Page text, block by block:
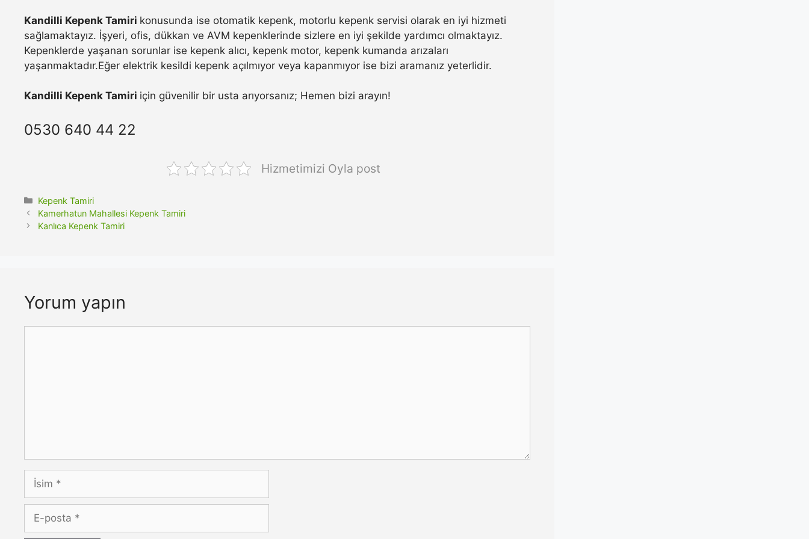
Kandilli Kepenk Tamiri konusunda ise otomatik kepenk, motorlu kepenk servisi olarak en iyi hizmeti
sağlamaktayız. İşyeri, ofis, dükkan ve AVM kepenklerinde sizlere en iyi şekilde yardımcı olmaktayız.
Kepenklerde yaşanan sorunlar ise kepenk alıcı, kepenk motor, kepenk kumanda arızaları
yaşanmaktadır.Eğer elektrik kesildi kepenk açılmıyor veya kapanmıyor ise bizi aramanız yeterlidir.
Kandilli Kepenk Tamiri için güvenilir bir usta arıyorsanız; Hemen bizi arayın!
0530 640 44 22
Hizmetimizi Oyla post
Kategoriler
Kepenk Tamiri
Kamerhatun Mahallesi Kepenk Tamiri
Kanlıca Kepenk Tamiri
Yorum yapın
İsim
posta